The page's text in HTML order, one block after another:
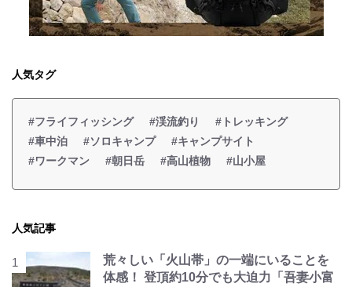
人気タグ
#フライフィッシング #渓流釣り
#トレッキング
#車中泊
#ソロキャンプ
#キャンプサイト
#ワークマン
#朝日岳 #高山植物 #山小屋
人気記事
荒々しい「火山帯」の一端にいることを
体感！ 登頂約10分でも大迫力「吾妻小富